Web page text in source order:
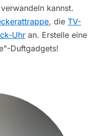
kannst.
, die TV-
Uhr an. Erstelle eine
Duftgadgets!